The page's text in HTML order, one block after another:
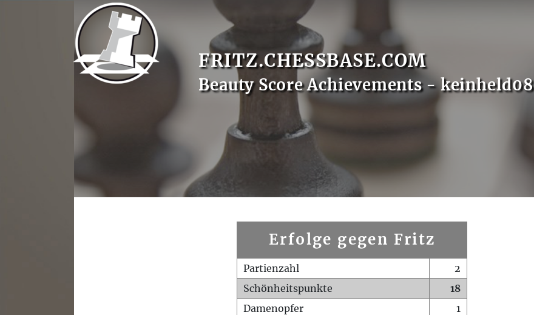
FRITZ.CHESSBASE.COM
Beauty Score Achievements - keinheld08
Erfolge gegen Fritz
Partienzahl
2
Schönheitspunkte
18
Damenopfer
1